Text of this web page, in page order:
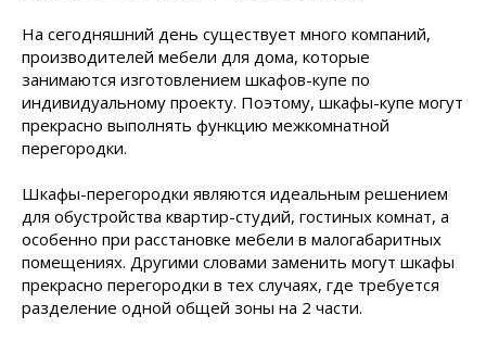
На сегодняшний день существует много компаний,
производителей мебели для дома, которые
занимаются изготовлением шкафов-купе по
индивидуальному проекту. Поэтому, шкафы-купе могут
прекрасно выполнять функцию межкомнатной
перегородки.
Шкафы-перегородки являются идеальным решением
для обустройства квартир-студий, гостиных комнат, а
особенно при расстановке мебели в малогабаритных
помещениях. Другими словами заменить могут шкафы
прекрасно перегородки в тех случаях, где требуется
разделение одной общей зоны на 2 части.